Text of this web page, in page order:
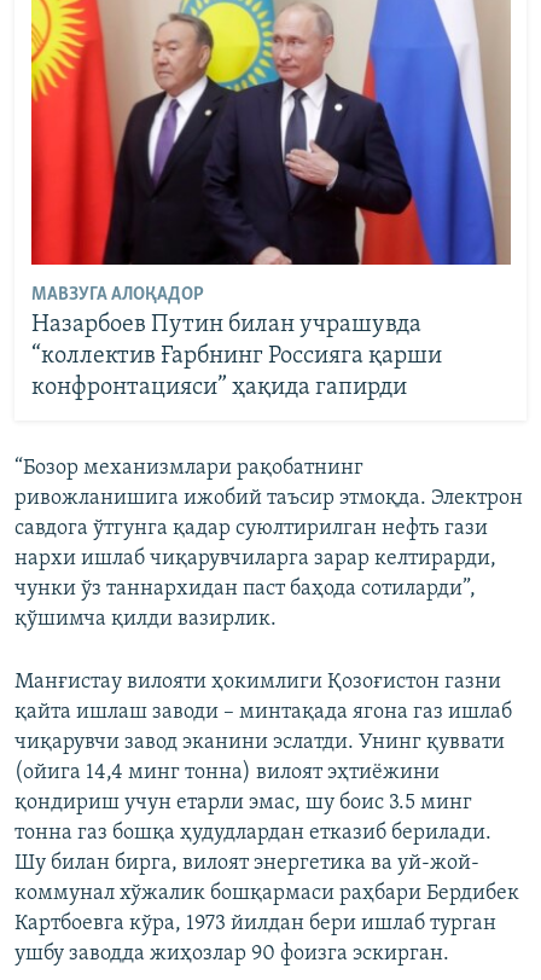
МАВЗУГА АЛОҚАДОР
Назарбоев Путин билан учрашувда
“коллектив Ғарбнинг Россияга қарши
конфронтацияси” ҳақида гапирди
“Бозор механизмлари рақобатнинг
ривожланишига ижобий таъсир этмоқда. Электрон
савдога ўтгунга қадар суюлтирилган нефть гази
нархи ишлаб чиқарувчиларга зарар келтирарди,
чунки ўз таннархидан паст баҳода сотиларди”,
қўшимча қилди вазирлик.
Манғистау вилояти ҳокимлиги Қозоғистон газни
қайта ишлаш заводи – минтақада ягона газ ишлаб
чиқарувчи завод эканини эслатди. Унинг қуввати
(ойига 14,4 минг тонна) вилоят эҳтиёжини
қондириш учун етарли эмас, шу боис 3.5 минг
тонна газ бошқа ҳудудлардан етказиб берилади.
Шу билан бирга, вилоят энергетика ва уй-жой-
коммунал хўжалик бошқармаси раҳбари Бердибек
Картбоевга кўра, 1973 йилдан бери ишлаб турган
ушбу заводда жиҳозлар 90 фоизга эскирган.